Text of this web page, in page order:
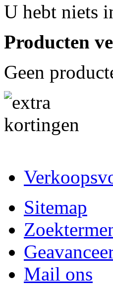
U hebt niets
Producten
Geen
Sitemap
Mail ons